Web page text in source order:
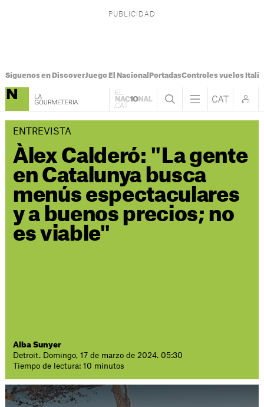
Síguenos en DiscoverJuego El Nacional PortadasControles vuelos Italia
ENTREVISTA
Àlex Calderó: "La gente
en Catalunya busca
menús espectaculares
y a buenos precios; no
es viable"
Alba Sunyer
Detroit. Domingo, 17 de marzo de 2024. 05:30
Tiempo de lectura: 10 minutos